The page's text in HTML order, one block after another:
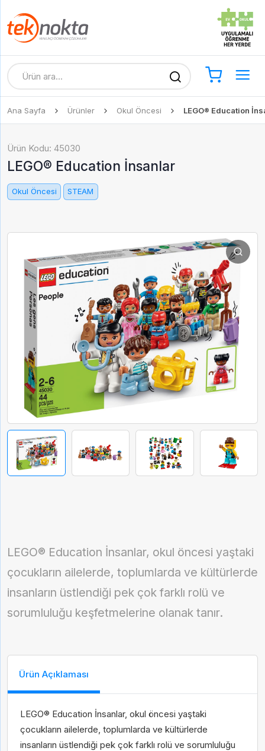
Ana Sayfa Ürünler Okul Öncesi LEGO® Education
Ürün Kodu: 45030
LEGO® Education İnsanlar
Okul Öncesi STEAM
LEGO® Education İnsanlar, okul öncesi yaştaki
çocukların ailelerde, toplumlarda ve kültürlerde
insanların üstlendiği pek çok farklı rolü ve
sorumluluğu keşfetmelerine olanak tanır.
Ürün Açıklaması
LEGO® Education İnsanlar, okul öncesi yaştaki
çocukların ailelerde, toplumlarda ve kültürlerde
insanların üstlendiği pek çok farklı rolü ve sorumluluğu
Abone Ol
İsim Soy İsim